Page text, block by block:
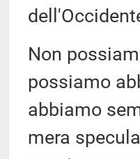
Non
possiamo
abbiamo
mera